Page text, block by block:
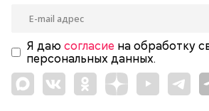
Я даю согласие на обработку
персональных данных.